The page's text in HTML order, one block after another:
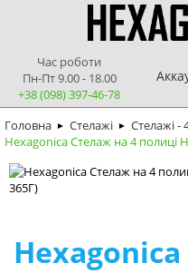
Час роботи
Пн-Пт 9.00 - 18.00
+38 (098) 397-46-78
Головна ► Стелажі ► Стелажі -
Hexagonica Стелаж на 4 полиці